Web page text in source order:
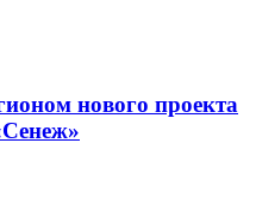
нового проекта